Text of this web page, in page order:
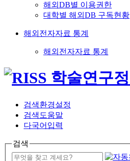
해외DB별 이용권한
대학별 해외DB 구독현황
해외전자자료 통계
해외전자자료 통계
검색환경설정
검색도움말
다국어입력
검색